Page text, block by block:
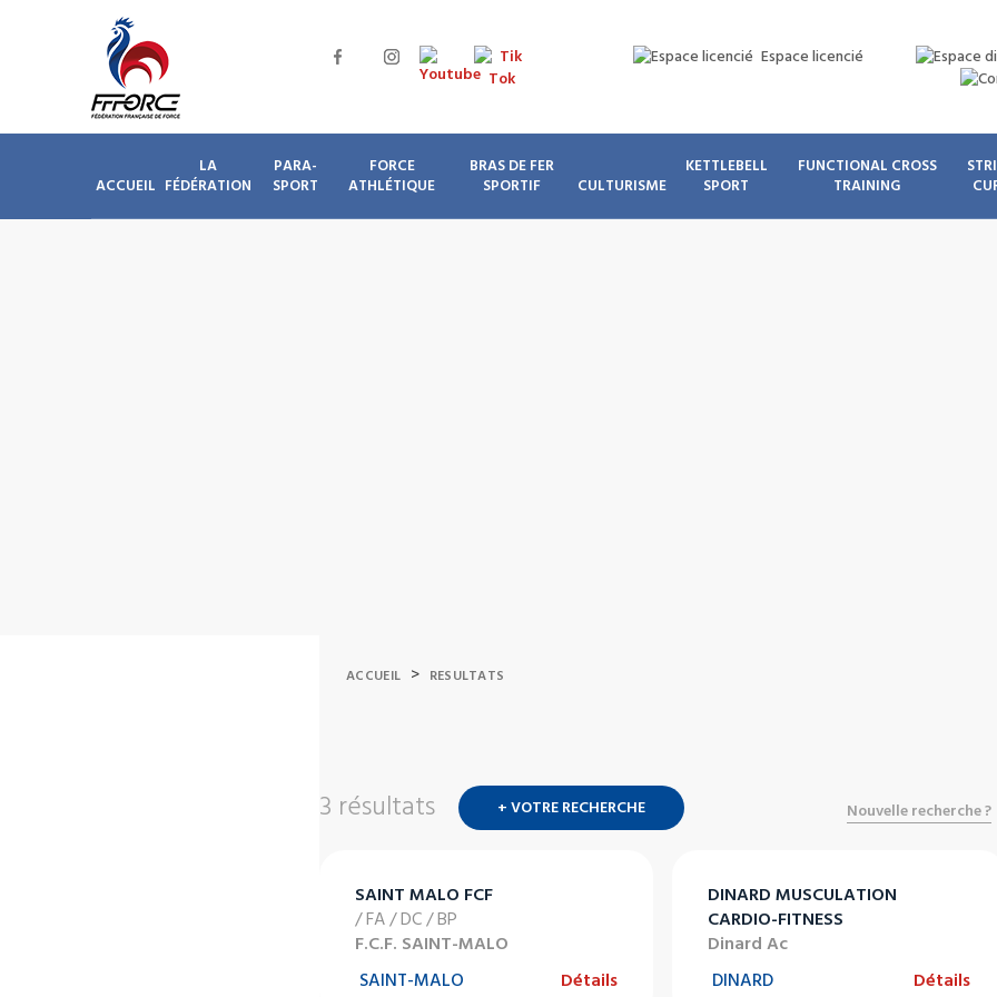
Espace licencié
ACCUEIL
LA
FÉDÉRATION
PARA-
SPORT
FORCE
ATHLÉTIQUE
BRAS DE FER
SPORTIF
CULTURISME
KETTLEBELL
SPORT
FUNCTIONAL CROSS
TRAINING
ACCUEIL > RESULTATS
3 résultats + VOTRE RECHERCHE Nouvelle recherche ?
SAINT MALO FCF
/ FA / DC / BP
F.C.F. SAINT-MALO
SAINT-MALO
Détails
DINARD MUSCULATION
CARDIO-FITNESS
Dinard Ac
DINARD
Détails